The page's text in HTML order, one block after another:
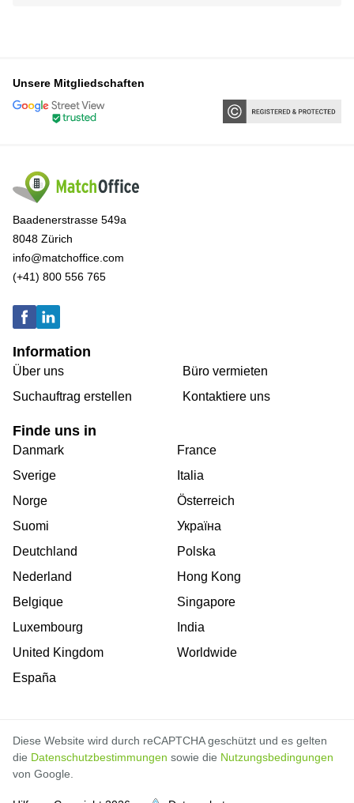
Unsere Mitgliedschaften
Baadenerstrasse 549a
8048 Zürich
info@matchoffice.com
(+41) 800 556 765
Information
Über uns
Suchauftrag erstellen
Büro vermieten
Kontaktiere uns
Finde uns in
Danmark
Sverige
Norge
Suomi
Deutchland
Nederland
Belgique
Luxembourg
United Kingdom
España
France
Italia
Österreich
Україна
Polska
Hong Kong
Singapore
India
Worldwide
Diese Website wird durch reCAPTCHA geschützt und es gelten
die Datenschutzbestimmungen sowie die Nutzungsbedingungen
von Google.